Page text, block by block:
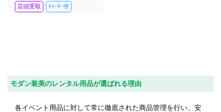
店頭受取
ﾁｬｰﾀｰ便
モダン装美のレンタル用品が選ばれる理由
各イベント用品に対して常に徹底された商品管理を行い、安